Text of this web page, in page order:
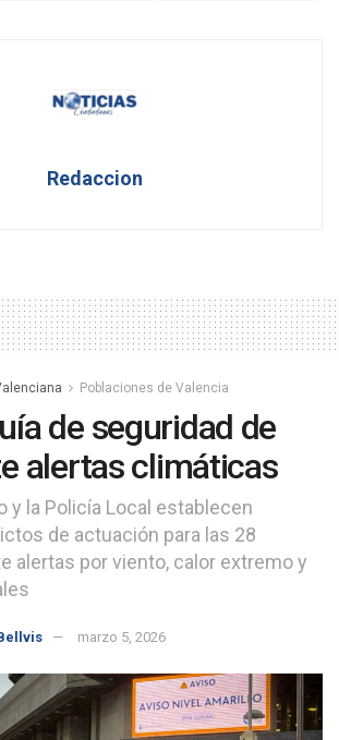
Redaccion
Poblaciones de Valencia
de seguridad de
alertas climáticas
y la Policía Local establecen
de actuación para las 28
alertas por viento, calor extremo y
marzo 5, 2026